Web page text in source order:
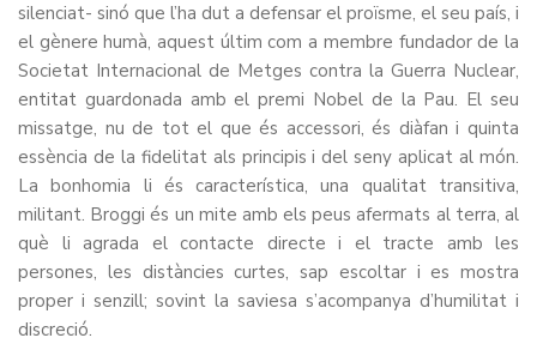
silenciat- sinó que l’ha dut a defensar el proïsme, el seu país, i
el gènere humà, aquest últim com a membre fundador de la
Societat Internacional de Metges contra la Guerra Nuclear,
entitat guardonada amb el premi Nobel de la Pau. El seu
missatge, nu de tot el que és accessori, és diàfan i quinta
essència de la fidelitat als principis i del seny aplicat al món.
La bonhomia li és característica, una qualitat transitiva,
militant. Broggi és un mite amb els peus afermats al terra, al
què li agrada el contacte directe i el tracte amb les
persones, les distàncies curtes, sap escoltar i es mostra
proper i senzill; sovint la saviesa s’acompanya d’humilitat i
discreció.